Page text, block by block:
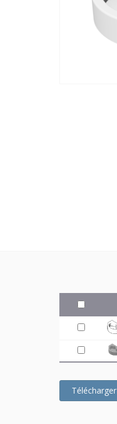
Télécharger